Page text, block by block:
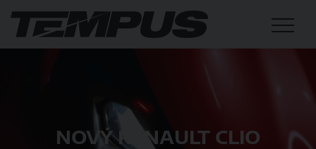
NOVÝ RENAULT CLIO